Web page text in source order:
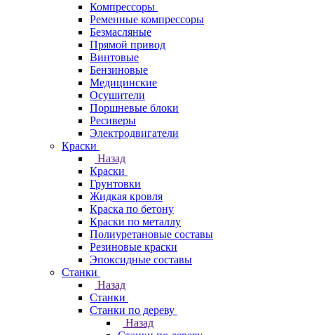
Компрессоры
Ременные компрессоры
Безмасляные
Прямой привод
Винтовые
Бензиновые
Медицинские
Осушители
Поршневые блоки
Ресиверы
Электродвигатели
Краски
Назад
Краски
Грунтовки
Жидкая кровля
Краска по бетону
Краски по металлу
Полиуретановые составы
Резиновые краски
Эпоксидные составы
Станки
Назад
Станки
Станки по дереву
Назад